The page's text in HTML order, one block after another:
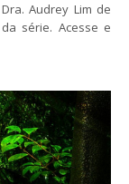
Audrey Lim de
série. Acesse e